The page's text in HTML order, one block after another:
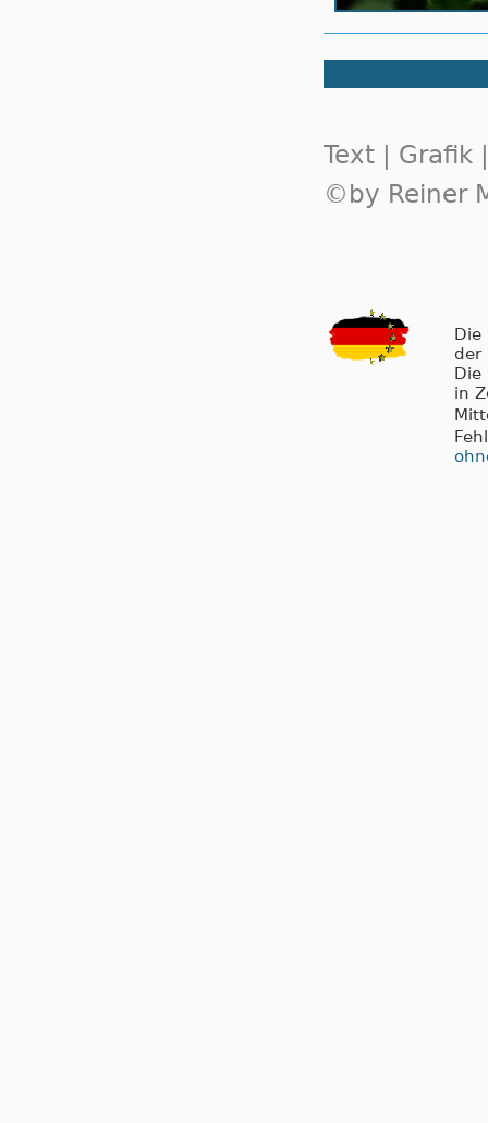
Text | Grafik
©by Reiner
Die
der
Die
in